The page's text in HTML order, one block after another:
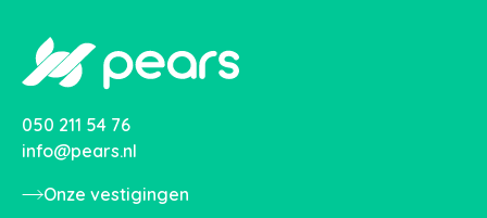
050 211 54 76
info@pears.nl
Onze vestigingen